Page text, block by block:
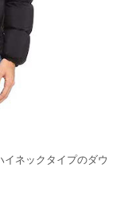
ネックタイプのダウ